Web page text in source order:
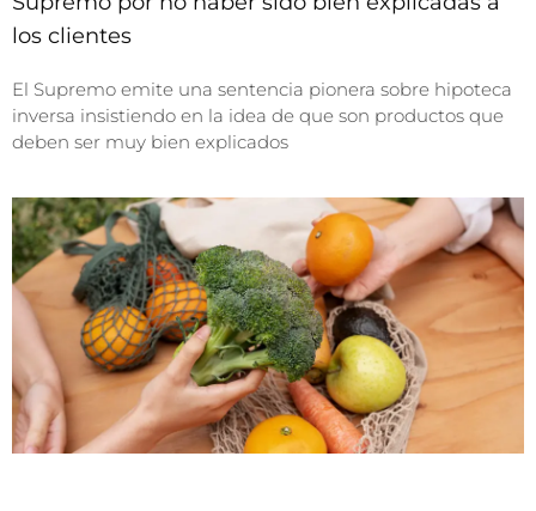
los clientes
El Supremo emite una sentencia pionera sobre hipoteca
inversa insistiendo en la idea de que son productos que
deben ser muy bien explicados